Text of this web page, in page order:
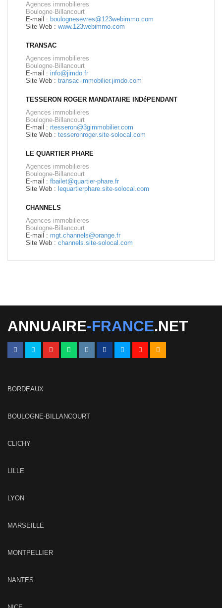
Agences immobilieres
Boulogne-Billancourt
E-mail : boulognesevres@123webimmo.com
Site Web : www.123webimmo.com
TRANSAC
Agences immobilieres
Boulogne-Billancourt
E-mail : info@jimdo.fr
Site Web : transac-immobilier.jimdo.com
TESSERON ROGER MANDATAIRE INDéPENDANT
Agences immobilieres
Boulogne-Billancourt
E-mail : rtesseron@3gimmobilier.com
Site Web : tesseronroger.site-solocal.com
LE QUARTIER PHARE
Agences immobilieres
Boulogne-Billancourt
E-mail : fbailet@quartier-phare.fr
Site Web : lequartierphare.site-solocal.com
CHANNELS
Agences immobilieres
Boulogne-Billancourt
E-mail : mgt.channels@orange.fr
Site Web : channels.site-solocal.com
ANNUAIRE-FRANCE.NET
BORDEAUX
BOULOGNE-BILLANCOURT
CLICHY
LILLE
LYON
MARSEILLE
MONTPELLIER
NANTES